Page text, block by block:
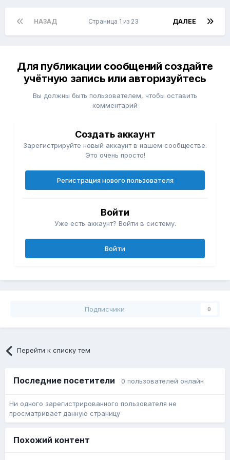
НАЗАД ДАЛЕЕ
Страница 1 из 23
Для публикации сообщений создайте
учётную запись или авторизуйтесь
Вы должны быть пользователем, чтобы оставить
комментарий
Создать аккаунт
Зарегистрируйте новый аккаунт в нашем сообществе.
Это очень просто!
Регистрация нового пользователя
Войти
Уже есть аккаунт? Войти в систему.
Войти
Подписчики 0
Перейти к списку тем
Последние посетители 0 пользователей онлайн
Ни одного зарегистрированного пользователя не
просматривает данную страницу
Похожий контент